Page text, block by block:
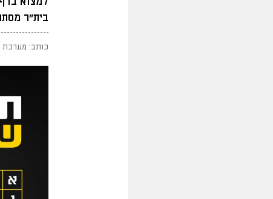
בית"ר
כותב: